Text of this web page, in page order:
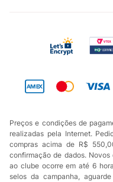
Preços e condições de
realizadas pela Internet.
compras acima de R$
confirmação de dados.
ao clube ocorre em até 6
selos da campanha,